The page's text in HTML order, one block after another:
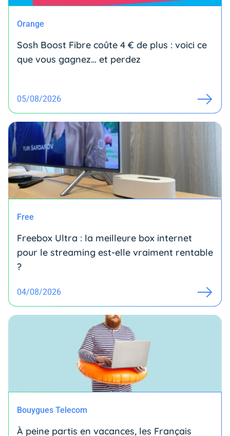
Orange
Sosh Boost Fibre coûte 4 € de plus : voici ce
que vous gagnez… et perdez
05/08/2026
Free
Freebox Ultra : la meilleure box internet
pour le streaming est-elle vraiment rentable
?
04/08/2026
Bouygues Telecom
À peine partis en vacances, les Français